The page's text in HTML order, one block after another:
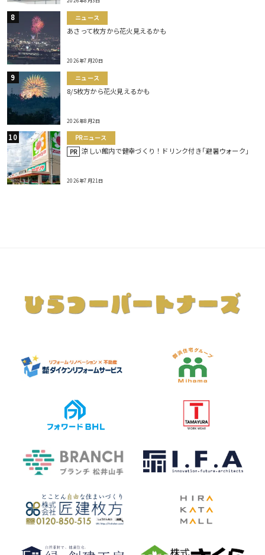
ニュース
あさって枚方から花火見えるかも
2026年7月20日
ニュース
8/5枚方から花火見えるかも
2026年8月2日
PRニュース
PR 涼しい館内で健幸づくり！ドリンク付き｢避暑ウォーク｣
2026年7月21日